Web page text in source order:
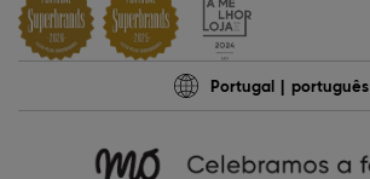
Portugal português